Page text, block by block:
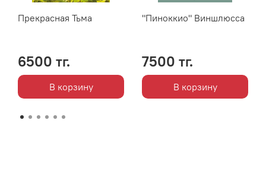
Прекрасная Тьма
6500 тг.
В корзину
"Пиноккио" Виншлюсса
7500 тг.
В корзину